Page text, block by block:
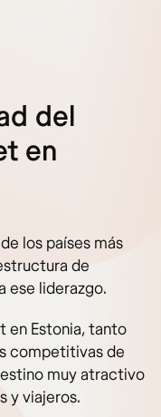
del
en
los países más
de
ese liderazgo.
en Estonia, tanto
competitivas de
muy atractivo
y viajeros.